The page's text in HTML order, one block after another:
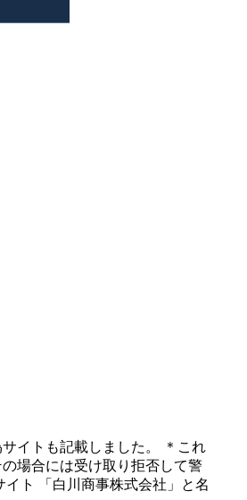
イトも記載しました。 ＊これ
場合には受け取り拒否して警
ト 「白川商事株式会社」と名